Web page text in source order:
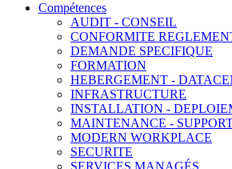
Compétences
AUDIT - CONSEIL
CONFORMITE
DEMANDE SPECIFIQUE
FORMATION
HEBERGEMENT -
INFRASTRUCTURE
INSTALLATION -
MAINTENANCE -
MODERN WORKPLACE
SECURITE
SERVICES MANAGÉS